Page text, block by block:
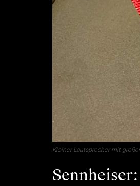
Kleiner Lautsprecher mit